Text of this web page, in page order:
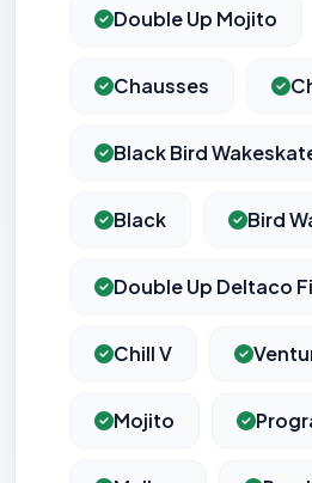
Double Up Mojito
Chausses
Black Bird
Black Bird
Double Up Deltaco Fi
Chill V
Mojito